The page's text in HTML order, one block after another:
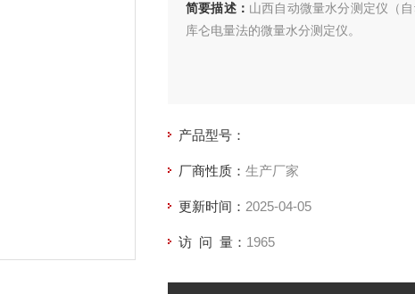
简要描述： 山西自动微量水分测定仪（
库仑电量法的微量水分测定仪。
产品型号：
厂商性质： 生产厂家
更新时间： 2025-04-05
访 问 量： 1965